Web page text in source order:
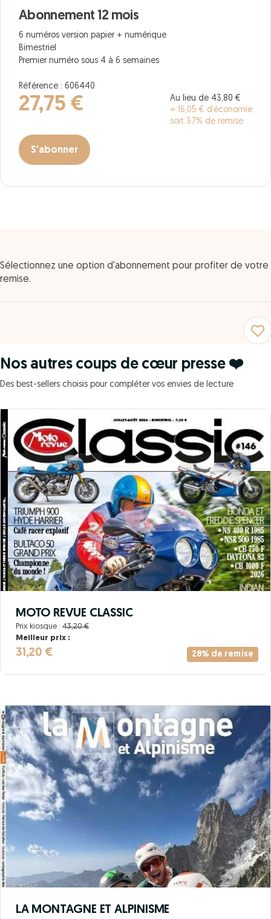
Abonnement 12 mois
6 numéros version papier + numérique
Bimestriel
Premier numéro sous 4 à 6 semaines
Référence : 606440
27,75 €
Au lieu de 43,80 €
= 16,05 € d’économie
soit 37% de remise
S'abonner
Sélectionnez une option d'abonnement pour profiter de votre
remise.
Nos autres coups de cœur presse ❤️
Des best-sellers choisis pour compléter vos envies de lecture
28% de remise
MOTO REVUE CLASSIC
Prix kiosque : 43,20 €
Meilleur prix :
31,20 €
LA MONTAGNE ET ALPINISME